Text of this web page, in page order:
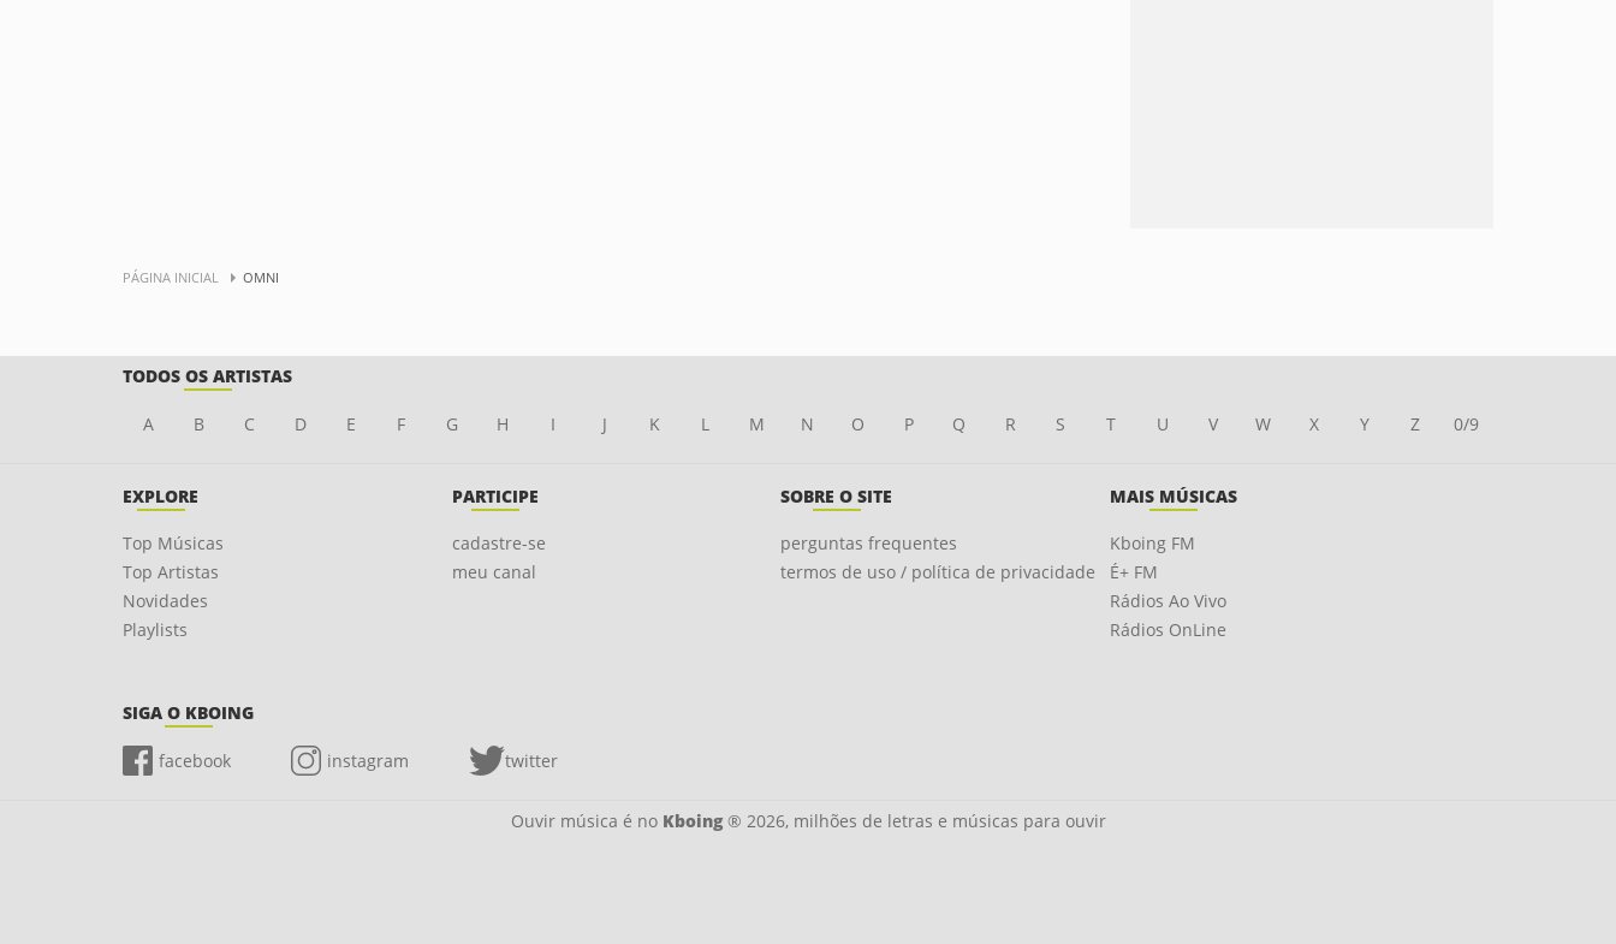
PÁGINA INICIAL OMNI
TODOS OS ARTISTAS
A B C D E F G H I J K L M N O P Q R S T U V W X Y Z 0/9
EXPLORE
Top Músicas
Top Artistas
Novidades
Playlists
PARTICIPE
cadastre-se
meu canal
SOBRE O SITE
perguntas frequentes
termos de uso / política de privacidade
MAIS MÚSICAS
Kboing FM
É+ FM
Rádios Ao Vivo
Rádios OnLine
SIGA O KBOING
facebook instagram twitter
Ouvir música é no Kboing® 2026, milhões de letras e músicas para ouvir